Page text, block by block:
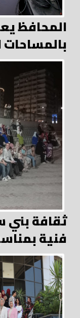
المحافظ
بالمساحات
ثقافة
فنية بمناسبة